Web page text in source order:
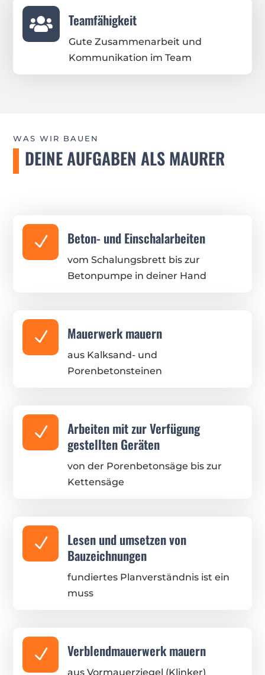
 Teamfähigkeit
Gute Zusammenarbeit und
Kommunikation im Team
WAS WIR BAUEN
DEINE AUFGABEN ALS MAURER
N Beton- und Einschalarbeiten
vom Schalungsbrett bis zur
Betonpumpe in deiner Hand
N Mauerwerk mauern
aus Kalksand- und
Porenbetonsteinen
N
Arbeiten mit zur Verfügung
gestellten Geräten
von der Porenbetonsäge bis zur
Kettensäge
N
Lesen und umsetzen von
Bauzeichnungen
fundiertes Planverständnis ist ein
muss
N Verblendmauerwerk mauern
aus Vormauerziegel (Klinker)